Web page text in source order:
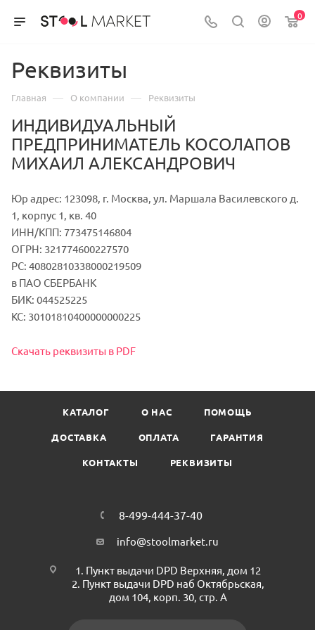
0
Реквизиты
Главная — О компании — Реквизиты
ИНДИВИДУАЛЬНЫЙ
ПРЕДПРИНИМАТЕЛЬ КОСОЛАПОВ
МИХАИЛ АЛЕКСАНДРОВИЧ
Юр адрес: 123098, г. Москва, ул. Маршала Василевского д.
1, корпус 1, кв. 40
ИНН/КПП: 773475146804
ОГРН: 321774600227570
РС: 40802810338000219509
в ПАО СБЕРБАНК
БИК: 044525225
КС: 30101810400000000225
Скачать реквизиты в PDF
КАТАЛОГ О НАС ПОМОЩЬ
ДОСТАВКА ОПЛАТА ГАРАНТИЯ
КОНТАКТЫ РЕКВИЗИТЫ
8-499-444-37-40
info@stoolmarket.ru
1. Пункт выдачи DPD Верхняя, дом 12
2. Пункт выдачи DPD наб Октябрьская,
дом 104, корп. 30, стр. А